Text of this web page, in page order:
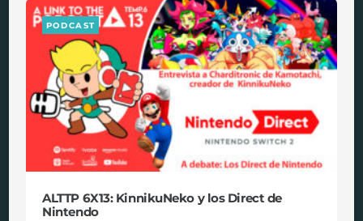
ALTTP 6X13: KinnikuNeko y los Direct de
Nintendo
PODCAST